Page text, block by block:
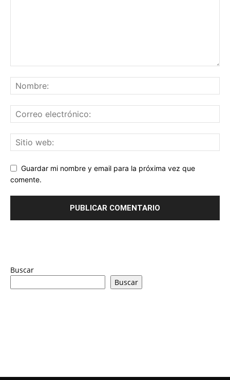
Guardar mi nombre y email para la próxima vez que
comente.
Buscar
Buscar